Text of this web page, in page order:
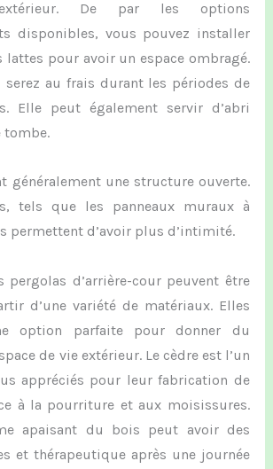
De par les options
disponibles, vous pouvez installer
lattes pour avoir un espace ombragé.
serez au frais durant les périodes de
Elle peut également servir d’abri
tombe.
généralement une structure ouverte.
tels que les panneaux muraux à
permettent d’avoir plus d’intimité.
pergolas d’arrière-cour peuvent être
d’une variété de matériaux. Elles
option parfaite pour donner du
de vie extérieur. Le cèdre est l’un
appréciés pour leurfabrication de
à la pourriture et aux moisissures.
apaisant du bois peut avoir des
et thérapeutique après une journée